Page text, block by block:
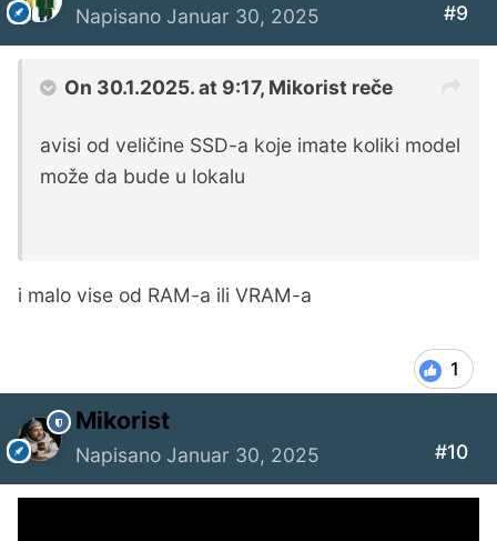
Napisano Januar 30, 2025 #9
On 30.1.2025. at 9:17, Mikorist reče
avisi od veličine SSD-a koje imate koliki model
može da bude u lokalu
i malo vise od RAM-a ili VRAM-a
1
Mikorist
Napisano Januar 30, 2025 #10